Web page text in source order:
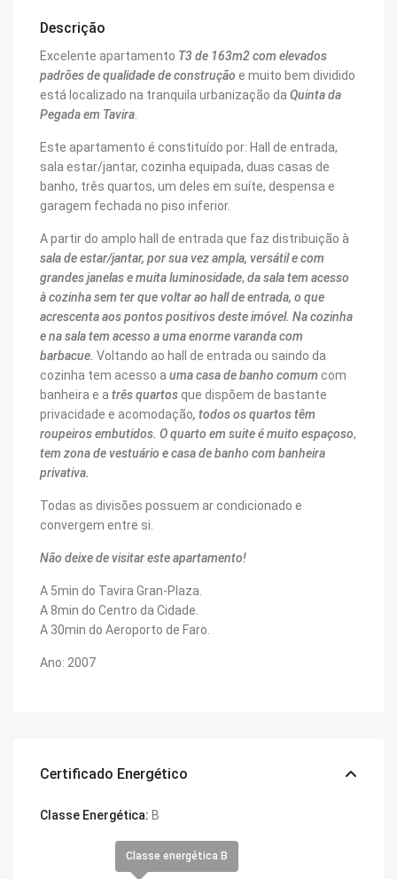
Descrição
Excelente apartamento T3 de 163m2 com elevados
padrões de qualidade de construção e muito bem dividido
está localizado na tranquila urbanização daQuinta da
Pegada em Tavira
Este apartamento é constituído por: Hall de entrada,
sala estar/jantar, cozinha equipada, duas casas de
banho, três quartos, um deles em suíte, despensa e
garagem fechada no piso inferior.
A partir do amplo hall de entrada que faz distribuição à
sala de estar/jantar, por sua vez ampla, versátil ecom
grandes janelas e muita luminosidade,dasala tem acesso
à cozinha sem ter que voltar ao hall de entrada, o que
acrescenta aos pontos positivos deste imóvel. Na cozinha
e na sala tem acesso a uma enorme varanda com
barbacue.Voltando ao hall de entrada ou saindo da
cozinha tem acesso auma casa de banho comum com
banheira e atrês quartos que dispõem de bastante
privacidade e acomodação, todos os quartos têm
roupeiros embutidos. O quarto em suite é muito espaçoso,
tem zona de vestuário e casa de banho com banheira
privativa.
Todas as divisões possuem ar condicionado e
convergem entre si.
Não deixe de visitar este apartamento!
A 5min do Tavira Gran-Plaza.
A 8min do Centro da Cidade.
A 30min do Aeroporto de Faro.
Ano: 2007
Certificado Energético
Classe Energética: B
Classe energética B